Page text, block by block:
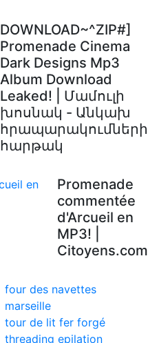
DOWNLOAD~^ZIP#]
Promenade Cinema
Dark Designs Mp3
Album Download
Leaked! | Մամուլի
խոսնակ - Անկախ
հրապարակումների
հարթակ
Promenade
commentée
d'Arcueil en
MP3! |
Citoyens.com
four des navettes
marseille
tour de lit fer forgé
threading epilation